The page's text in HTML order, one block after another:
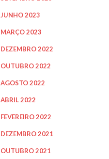
JUNHO 2023
MARÇO 2023
DEZEMBRO 2022
OUTUBRO 2022
AGOSTO 2022
ABRIL 2022
FEVEREIRO 2022
DEZEMBRO 2021
OUTUBRO 2021